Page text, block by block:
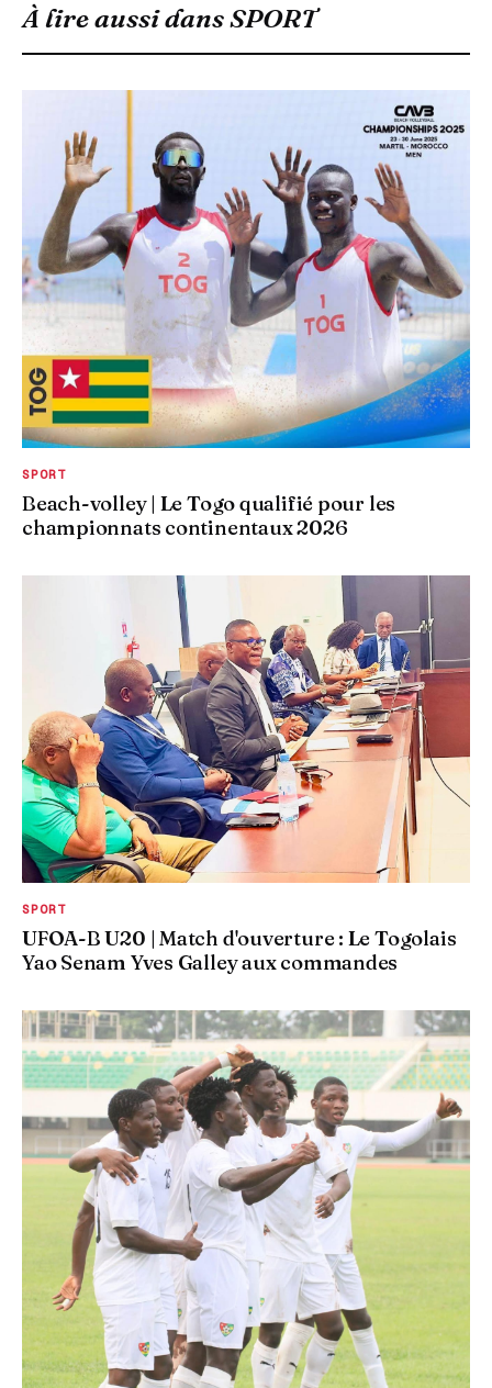
À lire aussi dansSPORT
SPORT
Beach-volley | Le Togo qualifié pour les
championnats continentaux 2026
SPORT
UFOA-B U20 | Match d'ouverture : Le Togolais
Yao Senam Yves Galley aux commandes